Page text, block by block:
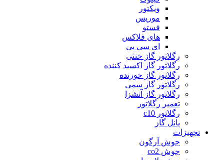
ویکتور
موریس
فستو
های فلاکس
ای سی یی
رگلاتور گاز خنثی
رگلاتور گاز اکسید کننده
رگلاتور گاز خورنده
رگلاتور گاز سمی
رگلاتور گاز آتشزا
تعمیر رگلاتور
رگلاتور c10
پانل گاز
تجهیزات
جوش آرگون
جوش co2